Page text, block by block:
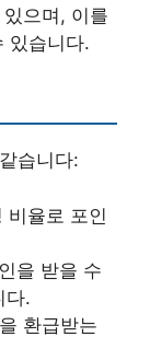
으며, 이를
있습니다.
습니다:
비율로 포인
을 받을 수
다.
환급받는